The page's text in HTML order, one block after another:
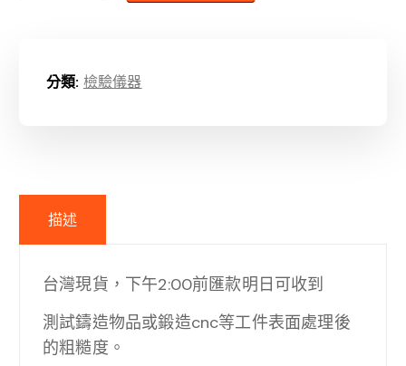
分類: 檢驗儀器
描述
台灣現貨，下午2:00前匯款明日可收到
測試鑄造物品或鍛造cnc等工件表面處理後
的粗糙度。